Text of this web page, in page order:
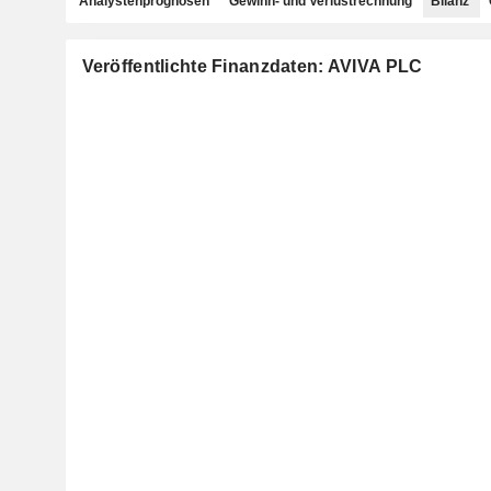
Veröffentlichte Finanzdaten: AVIVA PLC